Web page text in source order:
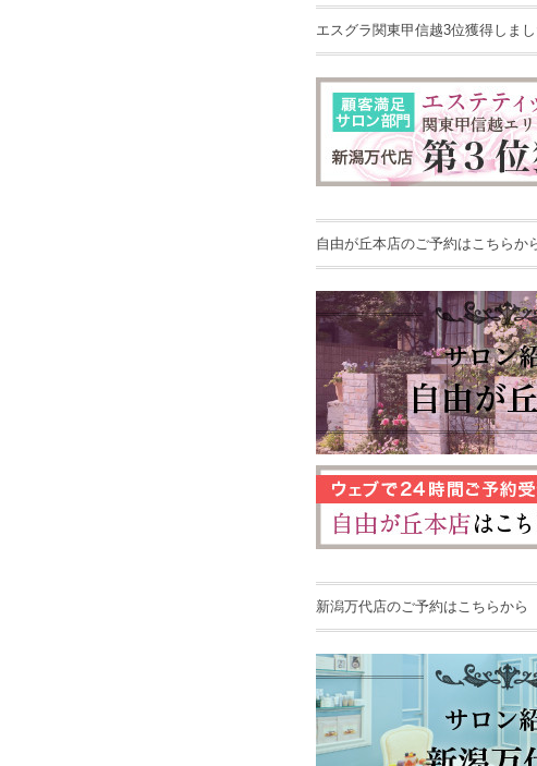
エスグラ関東甲信越3位獲得しまし
自由が丘本店のご予約はこちらか
新潟万代店のご予約はこちらから